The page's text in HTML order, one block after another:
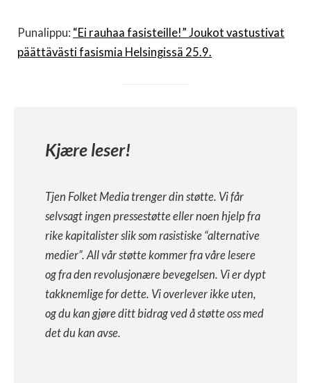
Punalippu: “Ei rauhaa fasisteille!” Joukot vastustivat
päättävästi fasismia Helsingissä 25.9.
Kjære leser!
Tjen Folket Media trenger din støtte. Vi får
selvsagt ingen pressestøtte eller noen hjelp fra
rike kapitalister slik som rasistiske “alternative
medier”. All vår støtte kommer fra våre lesere
og fra den revolusjonære bevegelsen. Vi er dypt
takknemlige for dette. Vi overlever ikke uten,
og du kan gjøre ditt bidrag ved å støtte oss med
det du kan avse.